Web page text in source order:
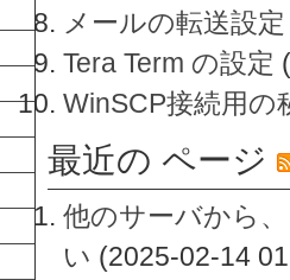
メールの転送設定
Tera Term の設定
WinSCP接続用の
最近の ページ
他のサーバから
い (2025-02-14